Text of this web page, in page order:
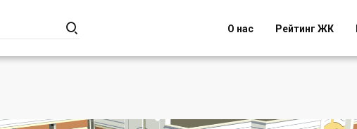
 О нас Рейтинг ЖК